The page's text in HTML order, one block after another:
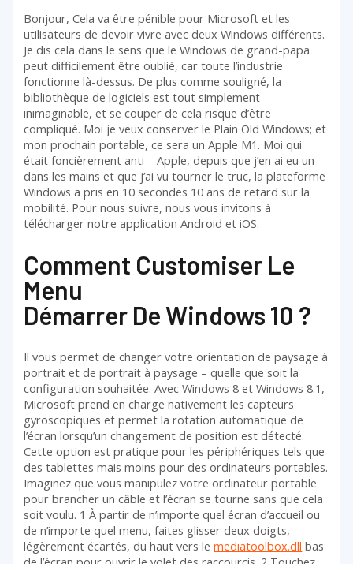
Bonjour, Cela va être pénible pour Microsoft et les
utilisateurs de devoir vivre avec deux Windows différents.
Je dis cela dans le sens que le Windows de grand-papa
peut difficilement être oublié, car toute l’industrie
fonctionne là-dessus. De plus comme souligné, la
bibliothèque de logiciels est tout simplement
inimaginable, et se couper de cela risque d’être
compliqué. Moi je veux conserver le Plain Old Windows; et
mon prochain portable, ce sera un Apple M1. Moi qui
était foncièrement anti – Apple, depuis que j’en ai eu un
dans les mains et que j’ai vu tourner le truc, la plateforme
Windows a pris en 10 secondes 10 ans de retard sur la
mobilité. Pour nous suivre, nous vous invitons à
télécharger notre application Android et iOS.
Comment Customiser Le
Menu
Démarrer De Windows 10 ?
Il vous permet de changer votre orientation de paysage à
portrait et de portrait à paysage – quelle que soit la
configuration souhaitée. Avec Windows 8 et Windows 8.1,
Microsoft prend en charge nativement les capteurs
gyroscopiques et permet la rotation automatique de
l’écran lorsqu’un changement de position est détecté.
Cette option est pratique pour les périphériques tels que
des tablettes mais moins pour des ordinateurs portables.
Imaginez que vous manipulez votre ordinateur portable
pour brancher un câble et l’écran se tourne sans que cela
soit voulu. 1 À partir de n’importe quel écran d’accueil ou
de n’importe quel menu, faites glisser deux doigts,
légèrement écartés, du haut vers lemediatoolbox.dll bas